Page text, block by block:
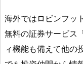
海外ではロビンフッ
無料の証券サービス
ィ機能も備えて他の